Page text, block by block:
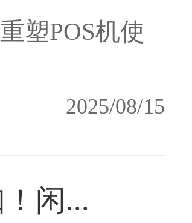
塑POS机使
2025/08/15
闲...